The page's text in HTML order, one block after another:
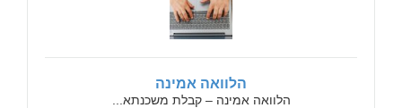
הלוואה אמינה
הלוואה אמינה – קבלת משכנתא...